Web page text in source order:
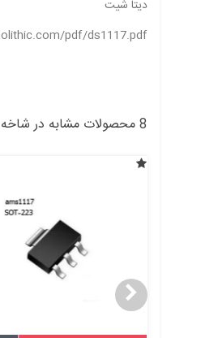
دیتا شیت
pdf/ds1117.pdf
8 محصولات مشابه در شاخه های مختلف: